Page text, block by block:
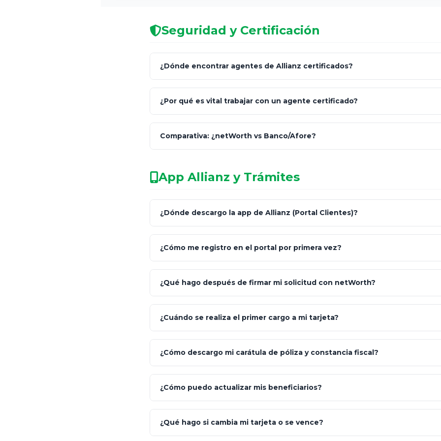
Seguridad y Certificación
¿Dónde encontrar agentes de Allianz certificados?
netWorth
¿Por qué es vital trabajar con un agente certificado?
facultado
Comparativa: ¿netWorth vs Banco/Afore?
Característica netWorth (Certificado) Banco / Afore
Estrategia Art. 151 / 93
Inversión S&P 500, ETFs Globales Deuda local / UDIS
App Allianz y Trámites
¿Dónde descargo la app de Allianz (Portal Clientes)?
App Store (iOS) Google Play
¿Cómo me registro en el portal por primera vez?
"¿Aún no tienes cuenta? Regístrate"
¿Qué hago después de firmar mi solicitud con netWorth?
¿Cuándo se realiza el primer cargo a mi tarjeta?
¿Cómo descargo mi carátula de póliza y constancia fiscal?
¿Cómo puedo actualizar mis beneficiarios?
¿Qué hago si cambia mi tarjeta o se vence?